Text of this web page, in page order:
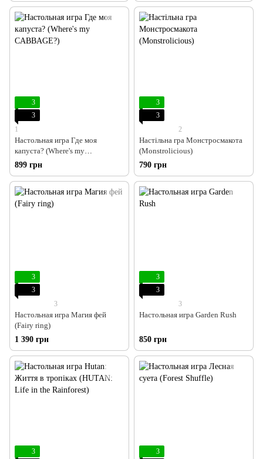
3
3
1
Настольная игра Где моя
капуста? (Where's my
CABBAGE?)
899 грн
3
3
2
Настільна гра Монстросмакота
(Monstrolicious)
790 грн
3
3
3
Настольная игра Магия фей
(Fairy ring)
1 390 грн
3
3
3
Настольная игра Garden Rush
850 грн
3
3